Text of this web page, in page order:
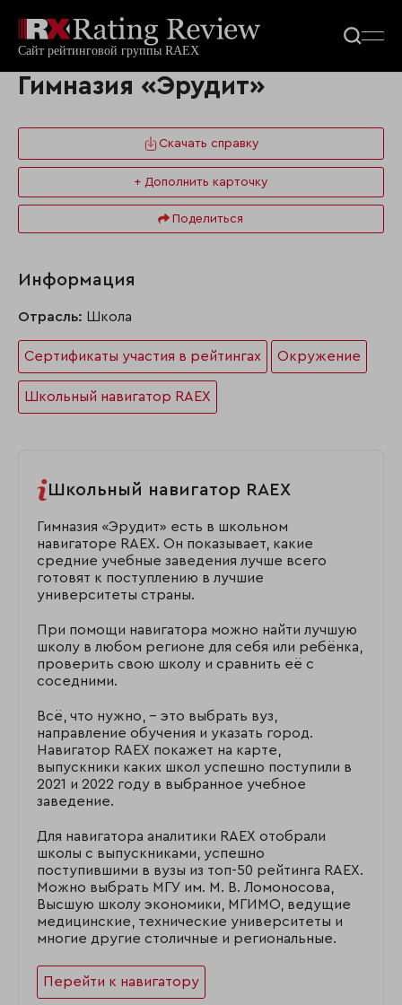
Гимназия «Эрудит»
Скачать справку
+ Дополнить карточку
Поделиться
Информация
Отрасль: Школа
Сертификаты участия в рейтингах Окружение
Школьный навигатор RAEX
Школьный навигатор RAEX
Гимназия «Эрудит» есть в школьном
навигаторе RAEX. Он показывает, какие
средние учебные заведения лучше всего
готовят к поступлению в лучшие
университеты страны.
При помощи навигатора можно найти лучшую
школу в любом регионе для себя или ребёнка,
проверить свою школу и сравнить её с
соседними.
Всё, что нужно, – это выбрать вуз,
направление обучения и указать город.
Навигатор RAEX покажет на карте,
выпускники каких школ успешно поступили в
2021 и 2022 году в выбранное учебное
заведение.
Для навигатора аналитики RAEX отобрали
школы с выпускниками, успешно
поступившими в вузы из топ-50 рейтинга RAEX.
Можно выбрать МГУ им. М. В. Ломоносова,
Высшую школу экономики, МГИМО, ведущие
медицинские, технические университеты и
многие другие столичные и региональные.
Перейти к навигатору